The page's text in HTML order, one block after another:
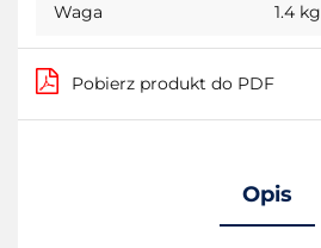
Waga 1.4 kg
Pobierz produkt do PDF
Opis